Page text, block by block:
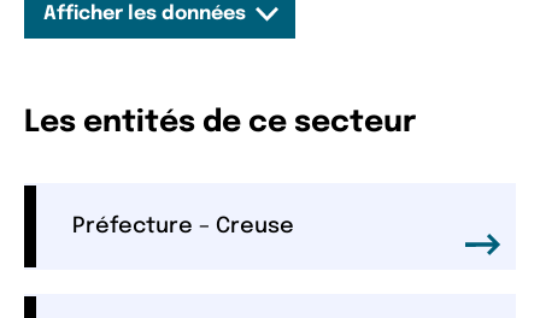
Afficher les données
Les entités de ce secteur
Préfecture – Creuse